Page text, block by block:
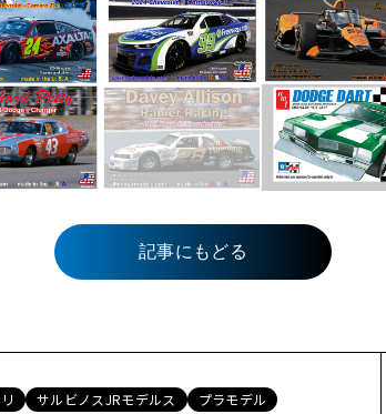
記事にもどる
サルビノスJRモデルス プラモデル